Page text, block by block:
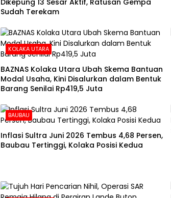
Dikepung 13 Sesar Aktif, Ratusan Gempa
Sudah Terekam
KOLAKA UTARA
BAZNAS Kolaka Utara Ubah Skema Bantuan
Modal Usaha, Kini Disalurkan dalam Bentuk
Barang Senilai Rp419,5 Juta
BAUBAU
Inflasi Sultra Juni 2026 Tembus 4,68 Persen,
Baubau Tertinggi, Kolaka Posisi Kedua